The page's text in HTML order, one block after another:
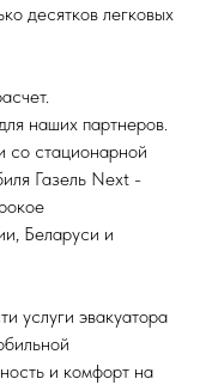
десятков легковых
наших партнеров.
стационарной
Газель Next -
Беларуси и
услуги эвакуатора
и комфорт на